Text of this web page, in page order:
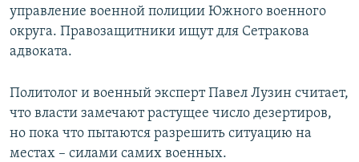
управление военной полиции Южного военного
округа. Правозащитники ищут для Сетракова
адвоката.
Политолог и военный эксперт Павел Лузин считает,
что власти замечают растущее число дезертиров,
но пока что пытаются разрешить ситуацию на
местах – силами самих военных.